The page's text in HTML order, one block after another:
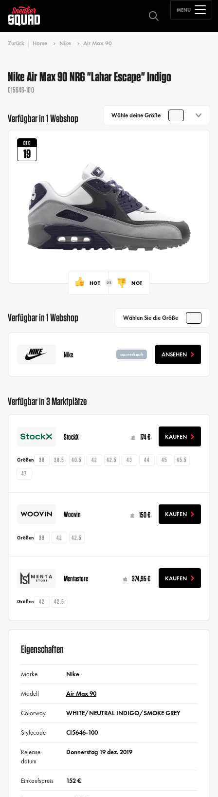
MENU
Zurück Home Nike Air Max 90
Nike Air Max 90 NRG "Lahar Escape" Indigo
CI5646-100
Verfügbar in 1 Webshop Wähle deine Größe
DEC
19
HOT NOT
Verfügbar in 1 Webshop Wählen Sie die Größe
Nike ausverkauft ANSEHEN
Verfügbar in 3 Marktplätze
StockX ab 174 € KAUFEN
Größen 38 38.5 40.5 42 42.5 43 44 45
45.5
47
Woovin ab 150 € KAUFEN
Größen 39 42 42.5
Mentastore ab 374,95 € KAUFEN
Größen 42 42.5
Eigenschaften
Marke Nike
Modell Air Max 90
Colorway WHITE/NEUTRAL INDIGO/SMOKE GREY
Stylecode CI5646-100
Release-
datum
Donnerstag 19 dez. 2019
Einkaufspreis 152 €